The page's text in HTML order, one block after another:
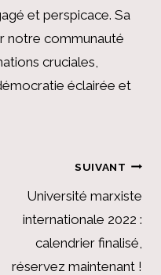
et perspicace. Sa
notre communauté
cruciales,
éclairée et
SUIVANT
Université marxiste
internationale 2022 :
calendrier finalisé,
réservez maintenant !